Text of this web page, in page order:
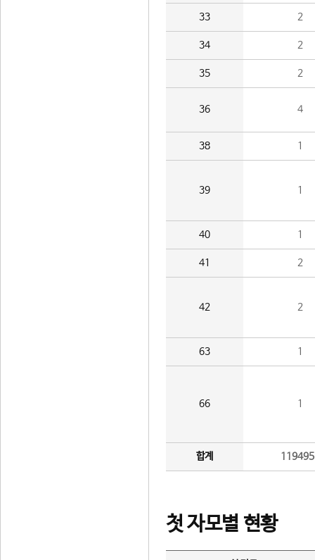
33 2
34 2
35 2
36 4
38 1
39 1
40 1
41 2
42 2
63 1
66 1
합계
첫 자모별 현황